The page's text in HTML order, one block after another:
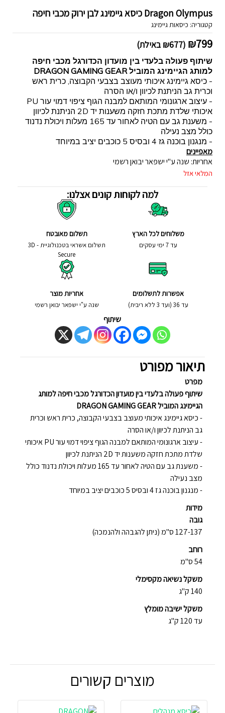
Dragon Olympus כיסא גיימינג לבן ירוק מכבי חיפה
קטגוריה: כיסאות גיימינג
₪799
(
₪677 באילת)
שיתוף פעולה בלעדי בין מועדון הכדורגל מכבי חיפה
למותג הגיימינג המוביל DRAGON GAMING GEAR
- כיסא גיימינג איכותי מעוצב בצבעי הקבוצה, כרית ראש
וכרית גב הניתנת לכיוון ו/או הסרה
- עיצוב ארגונומי המותאם למבנה הגוף ציפוי דמוי עור PU
איכותי שלדת מתכת חזקה משענות יד 2D הניתנת לכיוון
- משענת גב עם הטיה לאחור עד 165 מעלות ויכולת נדנוד
כולל מצב נעילה
- מנגנון בוכנה גז 4 ובסיס 5 כוכבים יציב במיוחד
מאפיינים
אחריות: שנה ע"י ישפאר יבואן רשמי
המלאי אזל
למה לקוחות קונים אצלנו:
משלוחים לכל הארץ
עד 7 ימי עסקים
תשלום מאובטח
תשלום אשראי בטכנולוגיית - 3D
Secure
אפשרות לתשלומים
עד 36 (ועד 3 ללא ריבית)
אחריות מוצר
שנה ע"י ישפאר יבואן רשמי
שיתוף
תיאור מפורט
מפרט
שיתוף פעולה בלעדי בין מועדון הכדורגל מכבי חיפה למותג
הגיימינג המוביל DRAGON GAMING GEAR
- כיסא גיימינג איכותי מעוצב בצבעי הקבוצה, כרית ראש וכרית
גב הניתנת לכיוון ו/או הסרה
- עיצוב ארגונומי המותאם למבנה הגוף ציפוי דמוי עור PU איכותי
שלדת מתכת חזקה משענות יד 2D הניתנת לכיוון
- משענת גב עם הטיה לאחור עד 165 מעלות ויכולת נדנוד כולל
מצב נעילה
- מנגנון בוכנה גז 4 ובסיס 5 כוכבים יציב במיוחד
מידות
גובה
127-137 ס"מ (ניתן להגבהה ולהנמכה)
רוחב
54 ס"מ
משקל נשיאה מקסימלי
140 ק"ג
משקל ישיבה מומלץ
עד 120 ק"ג
מוצרים קשורים